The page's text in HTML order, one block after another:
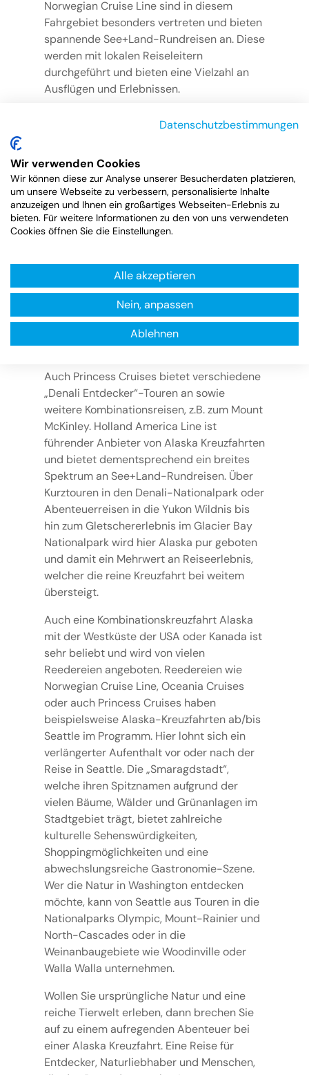
Norwegian Cruise Line sind in diesem
Fahrgebiet besonders vertreten und bieten
spannende See+Land-Rundreisen an. Diese
werden mit lokalen Reiseleitern
durchgeführt und bieten eine Vielzahl an
Ausflügen und Erlebnissen.
8-tägigen Kreuzfahrten ab Anchorage oder
den Denali Nationalpark mit Zugfahrt an
Bord der Alaska Railroad gebucht werden.
Die Landprogramme werden in zwei
verschiedenen Ausführungen angeboten.
Die Kombinationsreise „Denali Express“
und eine Orientierungsfahrt in Anchorage.
Beim „Denali/Alyeska Explorer“ erwartet
die Kreuzfahrer eine Fahrt in der
Panoramaseilbahn auf den Mount Alyeska
sowie ein Besuch des Alaska Wildlife
Conservation Centers.
Auch Princess Cruises bietet verschiedene
„Denali Entdecker“-Touren an sowie
weitere Kombinationsreisen, z.B. zum Mount
McKinley. Holland America Line ist
führender Anbieter von Alaska Kreuzfahrten
und bietet dementsprechend ein breites
Spektrum an See+Land-Rundreisen. Über
Kurztouren in den Denali-Nationalpark oder
Abenteuerreisen in die Yukon Wildnis bis
hin zum Gletschererlebnis im Glacier Bay
Nationalpark wird hier Alaska pur geboten
und damit ein Mehrwert an Reiseerlebnis,
welcher die reine Kreuzfahrt bei weitem
übersteigt.
Auch eine Kombinationskreuzfahrt Alaska
mit der Westküste der USA oder Kanada ist
sehr beliebt und wird von vielen
Reedereien angeboten. Reedereien wie
Norwegian Cruise Line, Oceania Cruises
oder auch Princess Cruises haben
beispielsweise Alaska-Kreuzfahrten ab/bis
Seattle im Programm. Hier lohnt sich ein
verlängerter Aufenthalt vor oder nach der
Reise in Seattle. Die „Smaragdstadt“,
welche ihren Spitznamen aufgrund der
vielen Bäume, Wälder und Grünanlagen im
Stadtgebiet trägt, bietet zahlreiche
kulturelle Sehenswürdigkeiten,
Shoppingmöglichkeiten und eine
abwechslungsreiche Gastronomie-Szene.
Wer die Natur in Washington entdecken
möchte, kann von Seattle aus Touren in die
Nationalparks Olympic, Mount-Rainier und
North-Cascades oder in die
Weinanbaugebiete wie Woodinville oder
Walla Walla unternehmen.
Wollen Sie ursprüngliche Natur und eine
reiche Tierwelt erleben, dann brechen Sie
auf zu einem aufregenden Abenteuer bei
einer Alaska Kreuzfahrt. Eine Reise für
Entdecker, Naturliebhaber und Menschen,
Datenschutzbestimmungen
Wir verwenden Cookies
Wir können diese zur Analyse unserer Besucherdaten platzieren,
um unsere Webseite zu verbessern, personalisierte Inhalte
anzuzeigen und Ihnen ein großartiges Webseiten-Erlebnis zu
bieten. Für weitere Informationen zu den von uns verwendeten
Cookies öffnen Sie die Einstellungen.
Alle akzeptieren
Nein, anpassen
Ablehnen